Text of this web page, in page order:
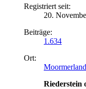
Registriert seit:
20.
Beiträge:
1.634
Ort:
Moormerland
Riederstein